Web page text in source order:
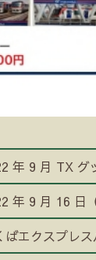
年 9 月 TX グ
年 9 月 16 日
ばエクスプレ